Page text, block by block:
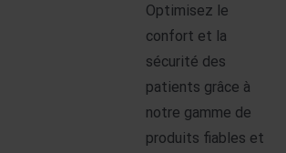
Optimisez le
confort et la
sécurité des
patients grâce à
notre gamme de
produits fiables et